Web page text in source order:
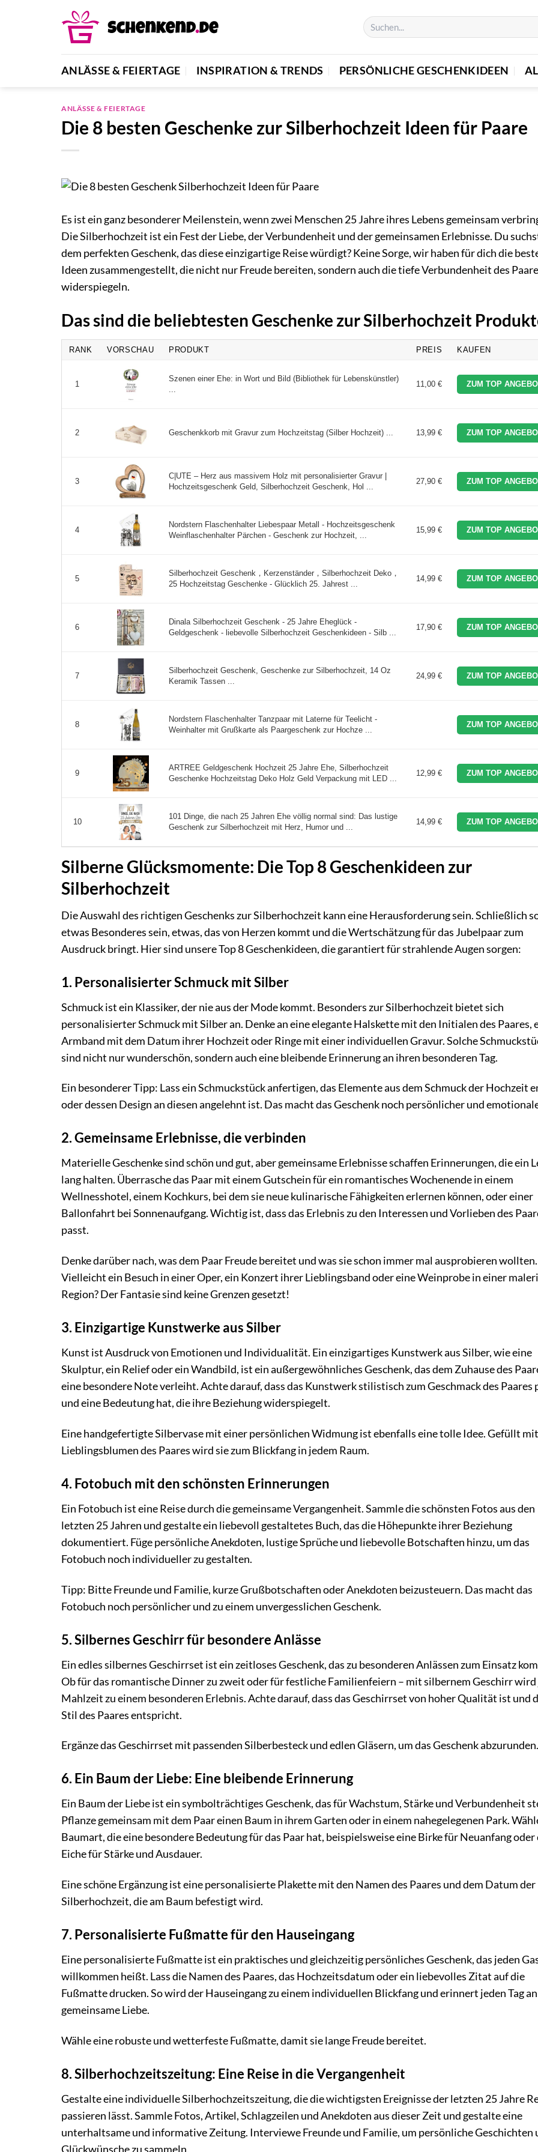
ANLÄSSE & FEIERTAGE INSPIRATION & TRENDS PERSÖNLICHE GESCHENKIDEEN
ANLÄSSE & FEIERTAGE
Die 8 besten Geschenke zur Silberhochzeit Ideen für Paare
Es ist ein ganz besonderer Meilenstein, wenn zwei Menschen 25 Jahre ihres Lebens gemeinsam
Die Silberhochzeit ist ein Fest der Liebe, der Verbundenheit und der gemeinsamen Erlebnisse. Du
dem perfekten Geschenk, das diese einzigartige Reise würdigt? Keine Sorge, wir haben für dich die
Ideen zusammengestellt, die nicht nur Freude bereiten, sondern auch die tiefe Verbundenheit des
widerspiegeln.
Das sind die beliebtesten Geschenke zur Silberhochzeit
RANK VORSCHAU PRODUKT PREIS KAUFEN
1
Szenen einer Ehe: in Wort und Bild (Bibliothek für Lebenskünstler)
11,00 € ZUM TOP
2 Geschenkkorb mit Gravur zum Hochzeitstag (Silber Hochzeit) ... 13,99 € ZUM TOP
3
C|UTE – Herz aus massivem Holz mit personalisierter Gravur |
Hochzeitsgeschenk Geld, Silberhochzeit Geschenk, Hol ...
27,90 € ZUM TOP
4
Nordstern Flaschenhalter Liebespaar Metall - Hochzeitsgeschenk
Weinflaschenhalter Pärchen - Geschenk zur Hochzeit, ...
15,99 € ZUM TOP
5
Silberhochzeit Geschenk，Kerzenständer，Silberhochzeit Deko，
25 Hochzeitstag Geschenke - Glücklich 25. Jahrest ...
14,99 € ZUM TOP
6
Dinala Silberhochzeit Geschenk - 25 Jahre Eheglück -
Geldgeschenk - liebevolle Silberhochzeit Geschenkideen - Silb ...
17,90 € ZUM TOP
7
Silberhochzeit Geschenk, Geschenke zur Silberhochzeit, 14 Oz
Keramik Tassen ...
24,99 € ZUM TOP
8
Nordstern Flaschenhalter Tanzpaar mit Laterne für Teelicht -
Weinhalter mit Grußkarte als Paargeschenk zur Hochze ...
ZUM TOP
9
ARTREE Geldgeschenk Hochzeit 25 Jahre Ehe, Silberhochzeit
Geschenke Hochzeitstag Deko Holz Geld Verpackung mit LED ...
12,99 € ZUM TOP
10
101 Dinge, die nach 25 Jahren Ehe völlig normal sind: Das lustige
Geschenk zur Silberhochzeit mit Herz, Humor und ...
14,99 € ZUM TOP
Silberne Glücksmomente: Die Top 8 Geschenkideen zur
Silberhochzeit
Die Auswahl des richtigen Geschenks zur Silberhochzeit kann eine Herausforderung sein. Schließlich
etwas Besonderes sein, etwas, das von Herzen kommt und die Wertschätzung für das Jubelpaar zum
Ausdruck bringt. Hier sind unsere Top 8 Geschenkideen, die garantiert für strahlende Augen sorgen:
1. Personalisierter Schmuck mit Silber
Schmuck ist ein Klassiker, der nie aus der Mode kommt. Besonders zur Silberhochzeit bietet sich
personalisierter Schmuck mit Silber an. Denke an eine elegante Halskette mit den Initialen des Paares,
Armband mit dem Datum ihrer Hochzeit oder Ringe mit einer individuellen Gravur. Solche
sind nicht nur wunderschön, sondern auch eine bleibende Erinnerung an ihren besonderen Tag.
Ein besonderer Tipp: Lass ein Schmuckstück anfertigen, das Elemente aus dem Schmuck der Hochzeit
oder dessen Design an diesen angelehnt ist. Das macht das Geschenk noch persönlicher und
2. Gemeinsame Erlebnisse, die verbinden
Materielle Geschenke sind schön und gut, aber gemeinsame Erlebnisse schaffen Erinnerungen, die ein
lang halten. Überrasche das Paar mit einem Gutschein für ein romantisches Wochenende in einem
Wellnesshotel, einem Kochkurs, bei dem sie neue kulinarische Fähigkeiten erlernen können, oder einer
Ballonfahrt bei Sonnenaufgang. Wichtig ist, dass das Erlebnis zu den Interessen und Vorlieben des
passt.
Denke darüber nach, was dem Paar Freude bereitet und was sie schon immer mal ausprobieren wollten.
Vielleicht ein Besuch in einer Oper, ein Konzert ihrer Lieblingsband oder eine Weinprobe in einer
Region? Der Fantasie sind keine Grenzen gesetzt!
3. Einzigartige Kunstwerke aus Silber
Kunst ist Ausdruck von Emotionen und Individualität. Ein einzigartiges Kunstwerk aus Silber, wie eine
Skulptur, ein Relief oder ein Wandbild, ist ein außergewöhnliches Geschenk, das dem Zuhause des
eine besondere Note verleiht. Achte darauf, dass das Kunstwerk stilistisch zum Geschmack des Paares
und eine Bedeutung hat, die ihre Beziehung widerspiegelt.
Eine handgefertigte Silbervase mit einer persönlichen Widmung ist ebenfalls eine tolle Idee. Gefüllt
Lieblingsblumen des Paares wird sie zum Blickfang in jedem Raum.
4. Fotobuch mit den schönsten Erinnerungen
Ein Fotobuch ist eine Reise durch die gemeinsame Vergangenheit. Sammle die schönsten Fotos aus den
letzten 25 Jahren und gestalte ein liebevoll gestaltetes Buch, das die Höhepunkte ihrer Beziehung
dokumentiert. Füge persönliche Anekdoten, lustige Sprüche und liebevolle Botschaften hinzu, um das
Fotobuch noch individueller zu gestalten.
Tipp: Bitte Freunde und Familie, kurze Grußbotschaften oder Anekdoten beizusteuern. Das macht das
Fotobuch noch persönlicher und zu einem unvergesslichen Geschenk.
5. Silbernes Geschirr für besondere Anlässe
Ein edles silbernes Geschirrset ist ein zeitloses Geschenk, das zu besonderen Anlässen zum Einsatz
Ob für das romantische Dinner zu zweit oder für festliche Familienfeiern – mit silbernem Geschirr wird
Mahlzeit zu einem besonderen Erlebnis. Achte darauf, dass das Geschirrset von hoher Qualität ist und
Stil des Paares entspricht.
Ergänze das Geschirrset mit passenden Silberbesteck und edlen Gläsern, um das Geschenk abzurunden.
6. Ein Baum der Liebe: Eine bleibende Erinnerung
Ein Baum der Liebe ist ein symbolträchtiges Geschenk, das für Wachstum, Stärke und Verbundenheit
Pflanze gemeinsam mit dem Paar einen Baum in ihrem Garten oder in einem nahegelegenen Park.
Baumart, die eine besondere Bedeutung für das Paar hat, beispielsweise eine Birke für Neuanfang oder
Eiche für Stärke und Ausdauer.
Eine schöne Ergänzung ist eine personalisierte Plakette mit den Namen des Paares und dem Datum der
Silberhochzeit, die am Baum befestigt wird.
7. Personalisierte Fußmatte für den Hauseingang
Eine personalisierte Fußmatte ist ein praktisches und gleichzeitig persönliches Geschenk, das jeden
willkommen heißt. Lass die Namen des Paares, das Hochzeitsdatum oder ein liebevolles Zitat auf die
Fußmatte drucken. So wird der Hauseingang zu einem individuellen Blickfang und erinnert jeden Tag
gemeinsame Liebe.
Wähle eine robuste und wetterfeste Fußmatte, damit sie lange Freude bereitet.
8. Silberhochzeitszeitung: Eine Reise in die Vergangenheit
Gestalte eine individuelle Silberhochzeitszeitung, die die wichtigsten Ereignisse der letzten 25 Jahre
passieren lässt. Sammle Fotos, Artikel, Schlagzeilen und Anekdoten aus dieser Zeit und gestalte eine
unterhaltsame und informative Zeitung. Interviewe Freunde und Familie, um persönliche Geschichten
Glückwünsche zu sammeln.